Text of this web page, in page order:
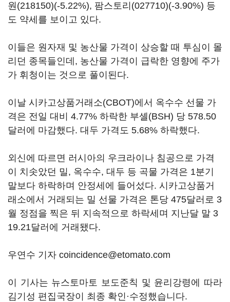
원(218150)(-5.22%), 팜스토리(027710)(-3.90%) 등
도 약세를 보이고 있다.
이들은 원자재 및 농산물 가격이 상승할 때 투심이 몰
리던 종목들인데, 농산물 가격이 급락한 영향에 주가
가 휘청이는 것으로 풀이된다.
이날 시카고상품거래소(CBOT)에서 옥수수 선물 가
격은 전일 대비 4.77% 하락한 부셸(BSH) 당 578.50
달러에 마감했다. 대두 가격도 5.68% 하락했다.
외신에 따르면 러시아의 우크라이나 침공으로 가격
이 치솟았던 밀, 옥수수, 대두 등 곡물 가격은 1분기
말보다 하락하며 안정세에 들어섰다. 시카고상품거
래소에서 거래되는 밀 선물 가격은 톤당 475달러로 3
월 정점을 찍은 뒤 지속적으로 하락세며 지난달 말 3
19.21달러에 거래됐다.
우연수 기자 coincidence@etomato.com
이 기사는 뉴스토마토 보도준칙 및 윤리강령에 따라
김기성 편집국장이 최종 확인·수정했습니다.